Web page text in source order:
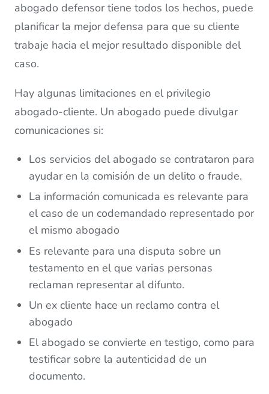
abogado defensor tiene todos los hechos, puede
planificar la mejor defensa para que su cliente
trabaje hacia el mejor resultado disponible del
caso.
Hay algunas limitaciones en el privilegio
abogado-cliente. Un abogado puede divulgar
comunicaciones si:
Los servicios del abogado se contrataron para
ayudar en la comisión de un delito o fraude.
La información comunicada es relevante para
el caso de un codemandado representado por
el mismo abogado
Es relevante para una disputa sobre un
testamento en el que varias personas
reclaman representar al difunto.
Un ex cliente hace un reclamo contra el
abogado
El abogado se convierte en testigo, como para
testificar sobre la autenticidad de un
documento.